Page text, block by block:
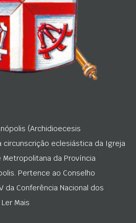
(Archidioecesis
circunscrição eclesiástica da Igreja
Metropolitana da Província
Pertence ao Conselho
da Conferência Nacional dos
Mais